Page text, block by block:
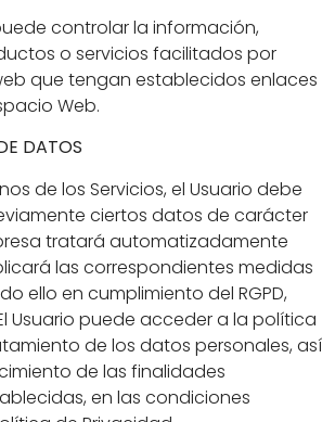
controlar la información,
o servicios facilitados por
que tengan establecidos enlaces
Web.
DATOS
de los Servicios, el Usuario debe
ciertos datos de carácter
tratará automatizadamente
las correspondientes medidas
ello en cumplimiento del RGPD,
El Usuario puede acceder a la política
de los datos personales, así
de las finalidades
en las condiciones